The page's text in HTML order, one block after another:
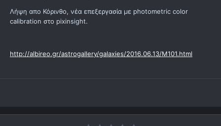
Λήψη απο Κόρινθο, νέα επεξεργασία με photometric color
calibration στο pixinsight.
http://albireo.gr/astrogallery/galaxies/2016.06.13/M101.html